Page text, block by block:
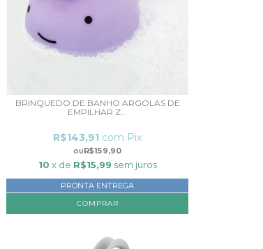
BRINQUEDO DE BANHO ARGOLAS DE
EMPILHAR Z...
R$159,90
R$143,91 com Pix
10 x de R$15,99 sem juros
PRONTA ENTREGA